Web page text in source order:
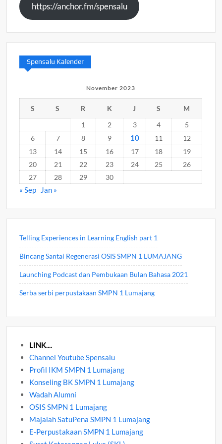
https://anchor.fm/spensalu
Spensalu Kalender
November 2023
S S R K J S
M
1
2 3 4
5
6
7 8 9 10 11
12
13
14 15 16 17 18
19
20
21 22 23 24 25
26
27
28 29 30
« Sep Jan »
Telling Experiences in Learning English part 1
Bincang Santai Regenerasi OSIS SMPN 1 LUMAJANG
Launching Podcast dan Pembukaan Bulan Bahasa 2021
Serba serbi perpustakaan SMPN 1 Lumajang
LINK....
Channel Youtube Spensalu
Profil IKM SMPN 1 Lumajang
Konseling BK SMPN 1 Lumajang
Wadah Alumni
OSIS SMPN 1 Lumajang
Majalah SatuPena SMPN 1 Lumajang
E-Perpustakaan SMPN 1 Lumajang